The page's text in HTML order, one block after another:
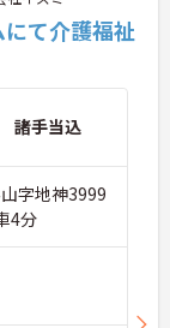
にて介護福祉
諸手当込
字地神3999
4分